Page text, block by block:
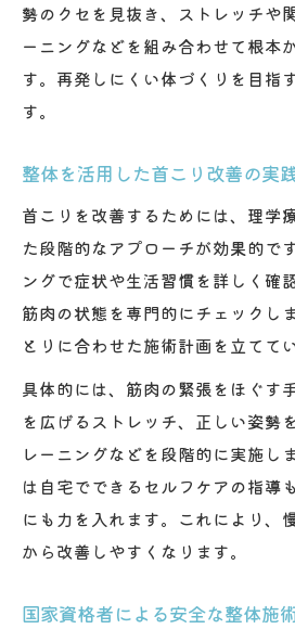
勢のクセを見抜き、ストレッチや
ーニングなどを組み合わせて根本
す。再発しにくい体づくりを目指
す。
整体を活用した首こり改善の実
首こりを改善するためには、理学
た段階的なアプローチが効果的で
ングで症状や生活習慣を詳しく確
筋肉の状態を専門的にチェックし
とりに合わせた施術計画を立てて
具体的には、筋肉の緊張をほぐす
を広げるストレッチ、正しい姿勢
レーニングなどを段階的に実施し
は自宅でできるセルフケアの指導
にも力を入れます。これにより、
から改善しやすくなります。
国家資格者による安全な整体施